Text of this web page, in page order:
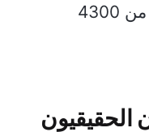
4.6/5 (أكثر من 4300
الحقيقيون